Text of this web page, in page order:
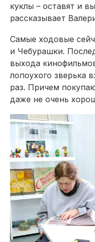
куклы – оставят и
рассказывает
Самые ходовые
и Чебурашки.
выхода
лопоухого зверька
раз. Причем
даже не очень